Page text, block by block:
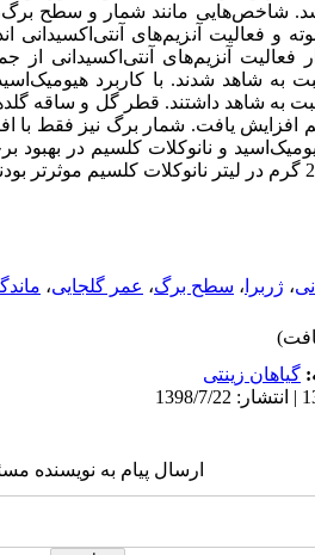
شاخص‌هایی مانند شمار و سطح
فعالیت آنزیم‌های آنتی‌اکسیدانی
آنزیم‌های آنتی‌اکسیدانی از
مقدار 7، 6 و 7 برابر نسبت به شاهد شدند. با
افزایش یافت. شمار برگ نیز فقط با
و نانوکلات کلسیم در بهبود
، ژربرا ، سطح برگ، عمر گلجایی،
گیاهان زینتی
ارسال پیام به نویسنده